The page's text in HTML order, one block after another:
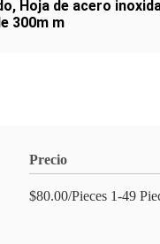
, Hoja de acero
300m m
Precio
$80.00/Pieces 1-49